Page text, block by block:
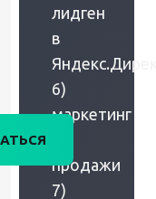
лидген
в
6)
маркетинг
продажи
7)